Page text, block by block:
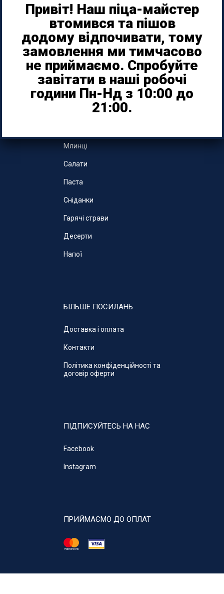
0970004545
проспект Незалежності, 53е
Біла Церква
МЕНЮ
Млинці
Салати
Паста
Cніданки
Гарячі страви
Десерти
Напої
БІЛЬШЕ ПОСИЛАНЬ
Доставка і оплата
Контакти
Політика конфіденційності та
договір оферти
ПІДПИСУЙТЕСЬ НА НАС
Facebook
Instagram
ПРИЙМАЄМО ДО ОПЛАТ
Привіт! Наш піца-майстер
втомився та пішов
додому відпочивати, тому
замовлення ми тимчасово
не приймаємо. Спробуйте
завітати в наші робочі
години Пн-Нд з 10:00 до
21:00.